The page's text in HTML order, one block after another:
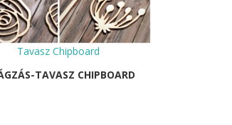
Tavasz Chipboard
TAVASZ CHIPBOARD